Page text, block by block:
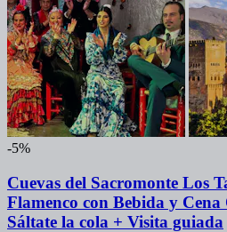
-5%
Cuevas del Sacromonte Los
Flamenco con Bebida y
Sáltate la cola + Visita guiada